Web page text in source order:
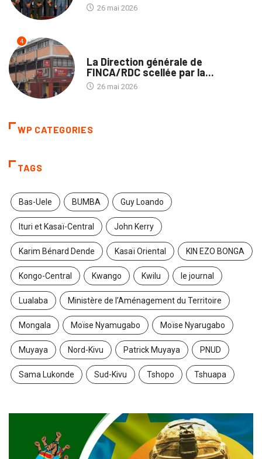
26 mai 2026
4
La Direction générale de
FINCA/RDC scellée par la...
26 mai 2026
WP CATEGORIES
TAGS
Bas-Uele BUMBA Guy Loando
Ituri et Kasaï-Central John Kerry
Karim Bénard Dende Kasaï Oriental KIN EZO BONGA
Kongo-Central Kwango Kwilu le journal
Lualaba Ministère de l’Aménagement du Territoire
Mongala Moïse Nyamugabo Moïse Nyarugabo
Muyaya Nord-Kivu Patrick Muyaya PNUD
Sama Lukonde Sud-Kivu Tshopo Tshuapa